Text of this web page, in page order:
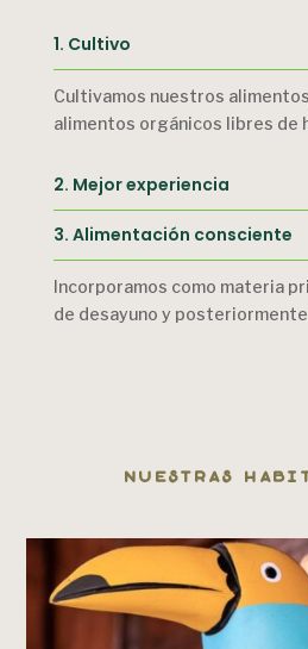
1. Cultivo
Cultivamos nuestros
alimentos orgánicos libres de
2. Mejor experiencia
3. Alimentación consciente
Incorporamos como materia
de desayuno y
nuestras